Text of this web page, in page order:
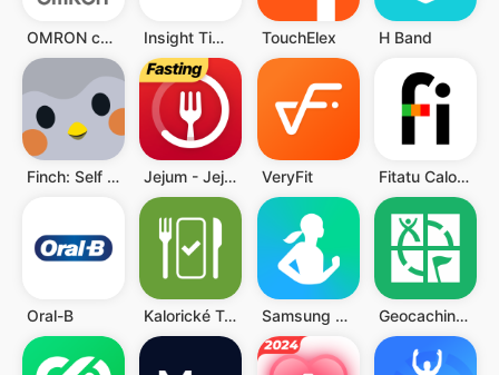
OMRON connect Insight Timer - Meditação TouchElex H Band
Finch: Self Care Pet Jejum - Jejum Intermitente VeryFit Fitatu Calorie Counter & Diet
Oral-B Kalorické Tabulky Samsung Health Geocaching®